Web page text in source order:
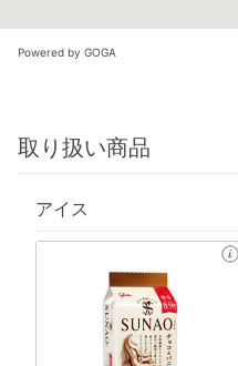
Powered by GOGA
取り扱い商品
アイス